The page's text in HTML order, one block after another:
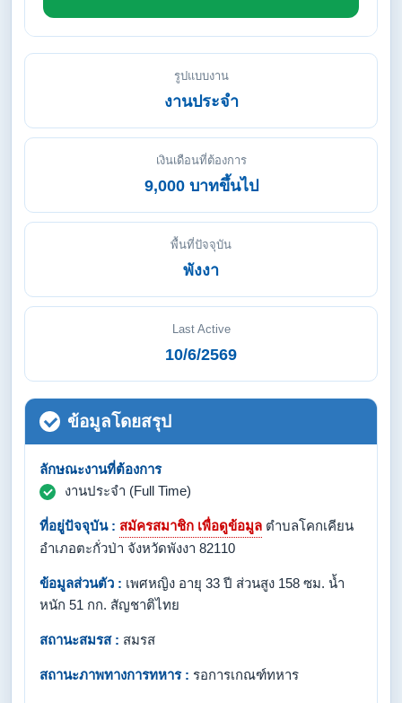
รูปแบบงาน
งานประจำ
เงินเดือนที่ต้องการ
9,000 บาทขึ้นไป
พื้นที่ปัจจุบัน
พังงา
Last Active
10/6/2569
ข้อมูลโดยสรุป
ลักษณะงานที่ต้องการ
งานประจำ (Full Time)
ที่อยู่ปัจจุบัน : สมัครสมาชิก เพื่อดูข้อมูล ตำบลโคกเคียน
อำเภอตะกั่วป่า จังหวัดพังงา 82110
ข้อมูลส่วนตัว : เพศหญิง อายุ 33 ปี ส่วนสูง 158 ซม. น้ำ
หนัก 51 กก. สัญชาติไทย
สถานะสมรส : สมรส
สถานะภาพทางการทหาร : รอการเกณฑ์ทหาร